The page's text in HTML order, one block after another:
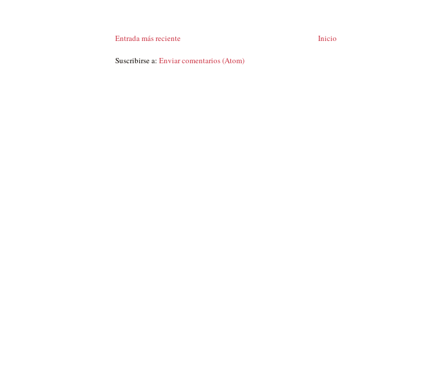
Entrada más reciente Inicio
Suscribirse a: Enviar comentarios (Atom)